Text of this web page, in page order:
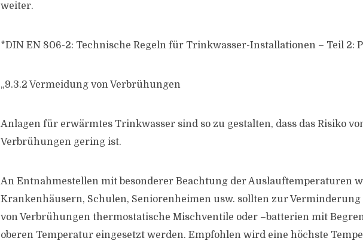
weiter.
*DIN EN 806-2: Technische Regeln für Trinkwasser-Installationen – Teil 2:
„9.3.2 Vermeidung von Verbrühungen
Anlagen für erwärmtes Trinkwasser sind so zu gestalten, dass das Risiko
Verbrühungen gering ist.
An Entnahmestellen mit besonderer Beachtung der Auslauftemperaturen
Krankenhäusern, Schulen, Seniorenheimen usw. sollten zur Verminderung
von Verbrühungen thermostatische Mischventile oder –batterien mit
oberen Temperatur eingesetzt werden. Empfohlen wird eine höchste